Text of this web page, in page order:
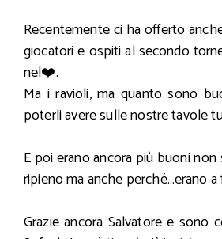
Recentemente ci ha offerto
giocatori e ospiti al secondo
nel❤️.
Ma i ravioli, ma quanto sono
poterli avere sulle nostre tavole
E poi erano ancora più buoni
ripieno ma anche perché…erano
Grazie ancora Salvatore e sono